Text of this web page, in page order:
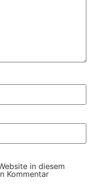
in diesem
Kommentar